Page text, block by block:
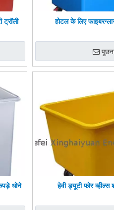
ट्रॉली होटल के लिए
धोने
हेवी ड्यूटी फोर व्हील्स